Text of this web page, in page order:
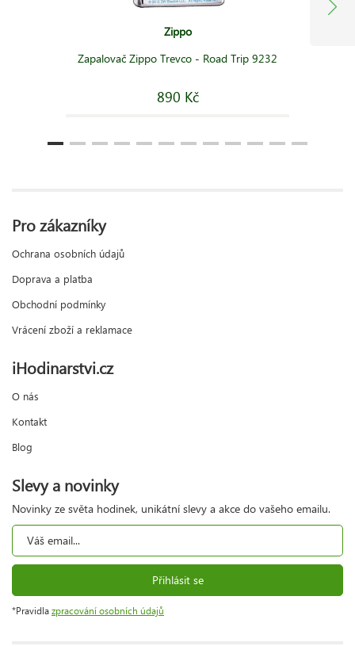
Zippo
Zapalovač Zippo Trevco - Road Trip 9232
890 Kč
Pro zákazníky
Ochrana osobních údajů
Doprava a platba
Obchodní podmínky
Vrácení zboží a reklamace
iHodinarstvi.cz
O nás
Kontakt
Blog
Slevy a novinky
Novinky ze světa hodinek, unikátní slevy a akce do vašeho emailu.
Přihlásit se
*Pravidla zpracování osobních údajů